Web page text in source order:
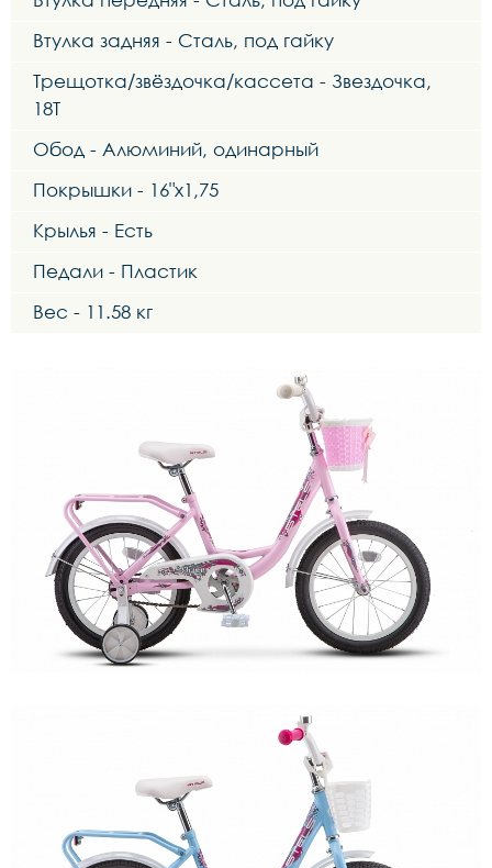
Втулка задняя - Сталь, под гайку
Трещотка/звёздочка/кассета - Звездочка,
18Т
Обод - Алюминий, одинарный
Покрышки - 16"х1,75
Крылья - Есть
Педали - Пластик
Вес - 11.58 кг